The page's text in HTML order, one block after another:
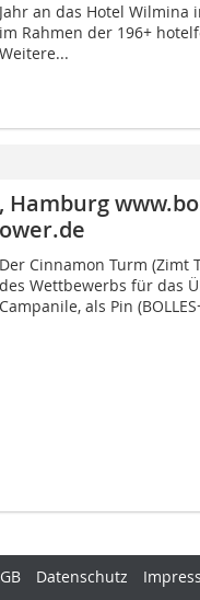
Jahr an das Hotel Wilmina
im Rahmen der 196+
Weitere...
Hamburg
Der Cinnamon Turm (Zimt
des Wettbewerbs für das
Campanile, als Pin
Datenschutz